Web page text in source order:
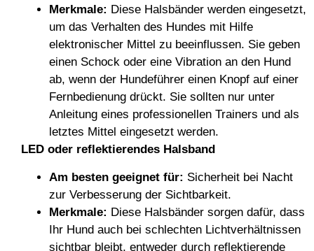
Merkmale: Diese Halsbänder werden eingesetzt,
um das Verhalten des Hundes mit Hilfe
elektronischer Mittel zu beeinflussen. Sie geben
einen Schock oder eine Vibration an den Hund
ab, wenn der Hundeführer einen Knopf auf einer
Fernbedienung drückt. Sie sollten nur unter
Anleitung eines professionellen Trainers und als
letztes Mittel eingesetzt werden.
LED oder reflektierendes Halsband
Am besten geeignet für: Sicherheit bei Nacht
zur Verbesserung der Sichtbarkeit.
Merkmale: Diese Halsbänder sorgen dafür, dass
Ihr Hund auch bei schlechten Lichtverhältnissen
sichtbar bleibt, entweder durch reflektierende